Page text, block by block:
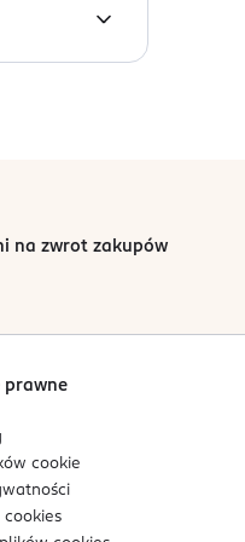
na zwrot zakupów
prawne
cookie
cookies